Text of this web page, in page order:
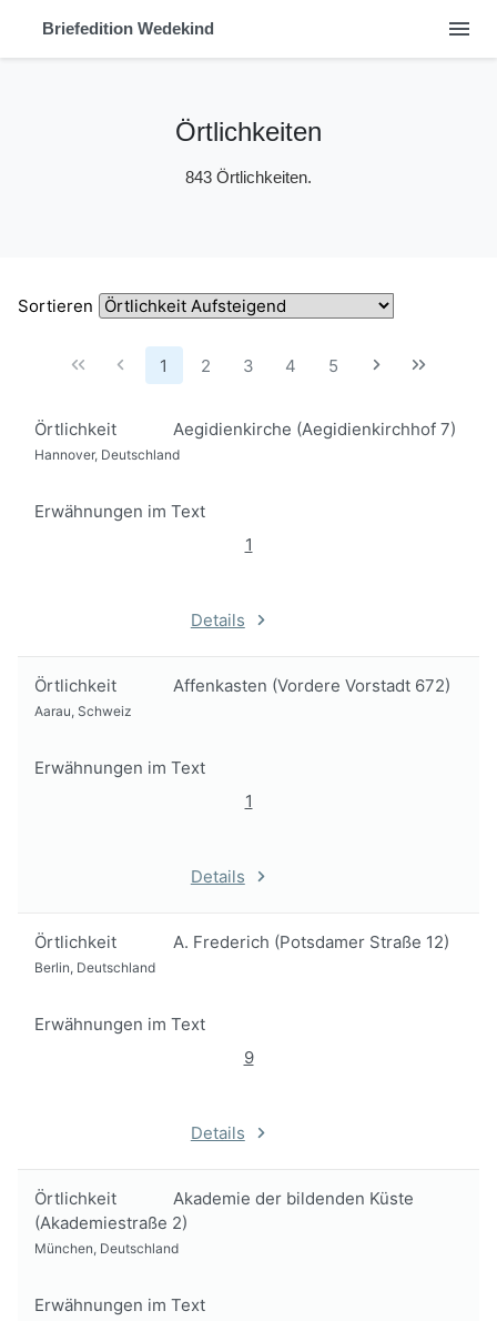
Briefedition Wedekind menu
Örtlichkeiten
843 Örtlichkeiten.
Sortieren
1 2 3 4 5
Örtlichkeit Aegidienkirche (Aegidienkirchhof 7)
Hannover, Deutschland
Erwähnungen im Text
1
Details
Örtlichkeit Affenkasten (Vordere Vorstadt 672)
Aarau, Schweiz
Erwähnungen im Text
1
Details
Örtlichkeit A. Frederich (Potsdamer Straße 12)
Berlin, Deutschland
Erwähnungen im Text
9
Details
Örtlichkeit
Akademie der bildenden Küste
(Akademiestraße 2)
München, Deutschland
Erwähnungen im Text